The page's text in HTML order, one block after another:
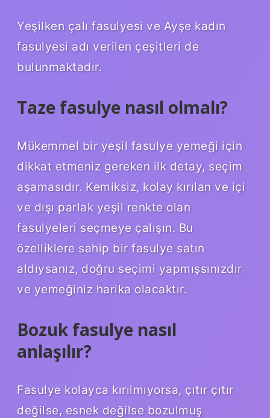
Yeşilken çalı fasulyesi ve Ayşe kadın
fasulyesi adı verilen çeşitleri de
bulunmaktadır.
Taze fasulye nasıl olmalı?
Mükemmel bir yeşil fasulye yemeği için
dikkat etmeniz gereken ilk detay, seçim
aşamasıdır. Kemiksiz, kolay kırılan ve içi
ve dışı parlak yeşil renkte olan
fasulyeleri seçmeye çalışın. Bu
özelliklere sahip bir fasulye satın
aldıysanız, doğru seçimi yapmışsınızdır
ve yemeğiniz harika olacaktır.
Bozuk fasulye nasıl
anlaşılır?
Fasulye kolayca kırılmıyorsa, çıtır çıtır
değilse, esnek değilse bozulmuş